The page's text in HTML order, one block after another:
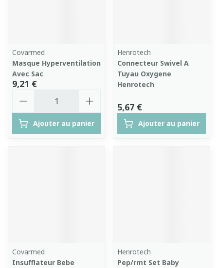
Covarmed
Masque Hyperventilation
Avec Sac
9,21 €
Ajouter au panier
Henrotech
Connecteur Swivel A
Tuyau Oxygene
Henrotech
5,67 €
Ajouter au panier
Covarmed
Insufflateur Bebe
Henrotech
Pep/rmt Set Baby